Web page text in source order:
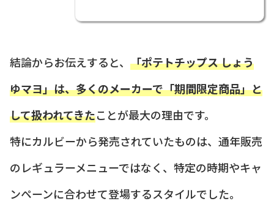
結論からお伝えすると、 「ポテトチップス しょう
ゆマヨ」は、多くのメーカーで「期間限定商品」と
して扱われてきたことが最大の理由です。
特にカルビーから発売されていたものは、通年販売
のレギュラーメニューではなく、特定の時期やキャ
ンペーンに合わせて登場するスタイルでした。